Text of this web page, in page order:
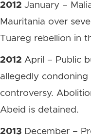
2012 January –
Mauritania over
Tuareg rebellion in
2012 April – Public
allegedly condoning
controversy.
Abeid is detained.
2013 December –